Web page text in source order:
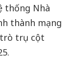
thống Nhà
thành mạng
trụ cột